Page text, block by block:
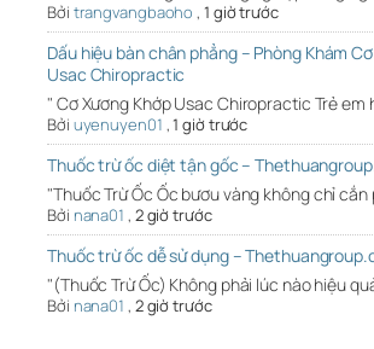
Bởi trangvangbaoho , 1 giờ trước
Dấu hiệu bàn chân phẳng – Phòng Khám
Usac Chiropractic
" Cơ Xương Khớp Usac Chiropractic Trẻ em
Bởi uyenuyen01 ,1 giờ trước
Thuốc trừ ốc diệt tận gốc –
"Thuốc Trừ Ốc Ốc bươu vàng không chỉ
Bởi nana01 , 2 giờ trước
Thuốc trừ ốc dễ sử dụng –
"(Thuốc Trừ Ốc) Không phải lúc nào hiệu
Bởi nana01 , 2 giờ trước